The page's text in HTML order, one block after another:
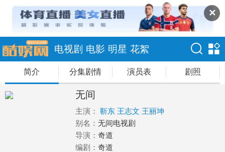
✕
电视剧 电影 明星 花絮
简介 分集剧情 演员表 剧照
无间
主演： 靳东 王志文 王丽坤
别名： 无间电视剧
导演： 奇道
编剧： 奇道